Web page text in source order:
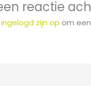
reactie
ingelogd zijn op om